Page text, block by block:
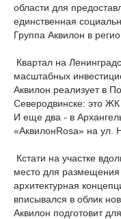
области для
единственная
Группа Аквилон в
Квартал на
масштабных
Аквилон реализует в
Северодвинске: это
И еще два - в
«АквилонRosa» на ул.
Кстати на участке
место для
архитектурная
вписывался в облик
Аквилон подготовит